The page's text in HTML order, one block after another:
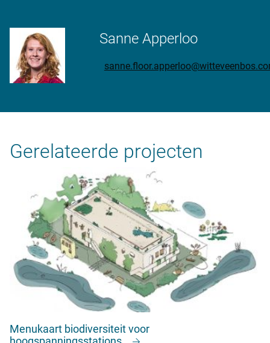
Sanne Apperloo
Gerelateerde projecten
Menukaart biodiversiteit voor